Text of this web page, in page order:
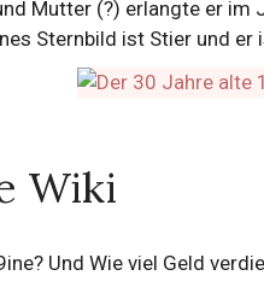
Mutter (?) erlangte er
Sternbild ist Stier und
Wiki
Und Wie viel Geld